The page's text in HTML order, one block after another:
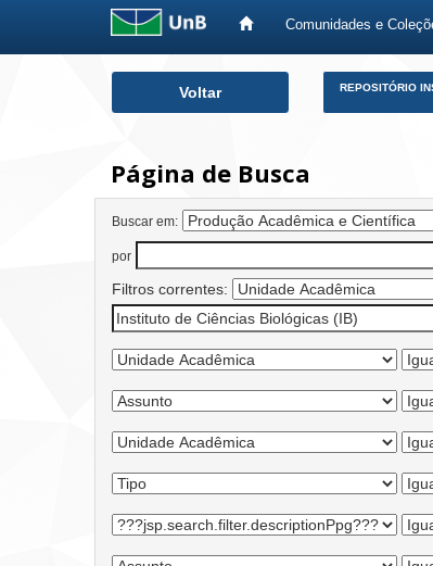
Comunidades e
Voltar REPOSITÓRIO
Página de Busca
Buscar em:
por
Filtros correntes: